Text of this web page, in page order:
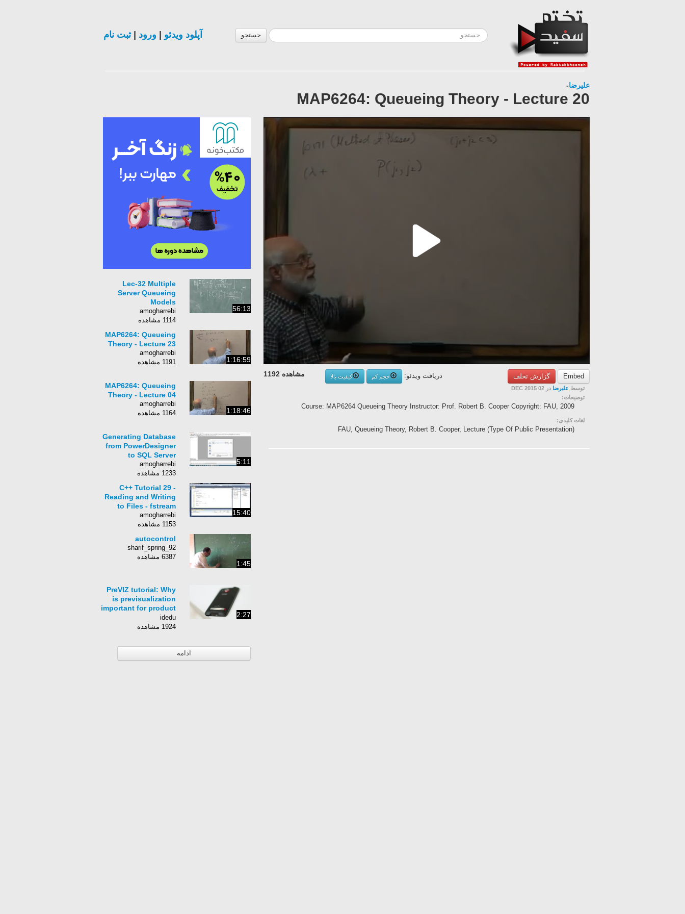
جستجو آپلود ویدئو ورود |ثبت نام
علیرضا-
MAP6264: Queueing Theory - Lecture 20
Embed گزارش تخلف مشاهده 1192 دریافت ویدئو: حجم کم
کیفیت بالا
توسط علیرضا در 02 DEC 2015
توضیحات:
Course: MAP6264 Queueing Theory Instructor: Prof. Robert B. Cooper Copyright: FAU, 2009
لغات کلیدی:
FAU, Queueing Theory, Robert B. Cooper, Lecture (Type Of Public Presentation)
56:13
Lec-32 Multiple
Server Queueing
Models
amogharrebi
1114 مشاهده
1:16:59
MAP6264: Queueing
Theory - Lecture 23
amogharrebi
1191 مشاهده
1:18:46
MAP6264: Queueing
Theory - Lecture 04
amogharrebi
1164 مشاهده
5:11
Generating Database
from PowerDesigner
to SQL Server
amogharrebi
1233 مشاهده
15:40
C++ Tutorial 29 -
Reading and Writing
to Files - fstream
amogharrebi
1153 مشاهده
1:45
autocontrol
sharif_spring_92
6387 مشاهده
2:27
PreVIZ tutorial: Why
is previsualization
important for product
design
idedu
1924 مشاهده
ادامه